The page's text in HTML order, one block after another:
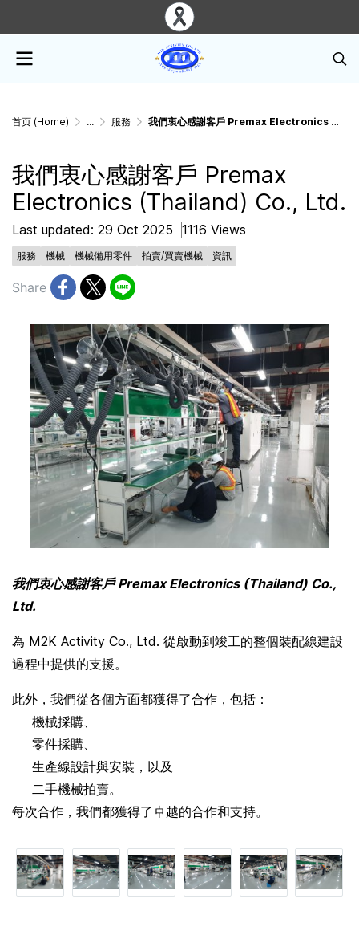
首页 (Home) ... 服務 我們衷心感謝客戶 Premax Electronics (Thailand) Co., Ltd.
我們衷心感謝客戶 Premax
Electronics (Thailand) Co., Ltd.
Last updated: 29 Oct 2025 1116 Views
服務 機械 機械備用零件 拍賣/買賣機械 資訊
Share
我們衷心感謝客戶 Premax Electronics (Thailand) Co.,
Ltd.
為 M2K Activity Co., Ltd. 從啟動到竣工的整個裝配線建設
過程中提供的支援。
此外，我們從各個方面都獲得了合作，包括：
機械採購、
零件採購、
生產線設計與安裝，以及
二手機械拍賣。
每次合作，我們都獲得了卓越的合作和支持。